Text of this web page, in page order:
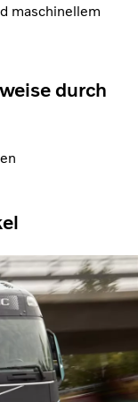
maschinellem
durch